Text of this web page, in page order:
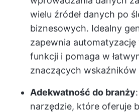
wielu źródeł danych po
biznesowych. Idealny
zapewnia automatyzację
funkcji i pomaga w
znaczących wskaźników
Adekwatność do branży
narzędzie, które oferuje